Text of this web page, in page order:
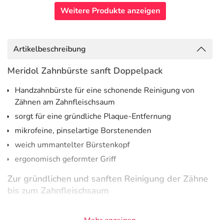
Weitere Produkte anzeigen
Artikelbeschreibung
Meridol Zahnbürste sanft Doppelpack
Handzahnbürste für eine schonende Reinigung von
Zähnen am Zahnfleischsaum
sorgt für eine gründliche Plaque-Entfernung
mikrofeine, pinselartige Borstenenden
weich ummantelter Bürstenkopf
ergonomisch geformter Griff
Zur gründlichen und sanften Reinigung der Zähne
bis zum Zahnfleischsaum